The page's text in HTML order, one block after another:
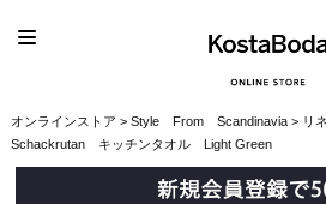
オンラインストア > Style From Scandinavia> リ
Schackrutan キッチンタオル Light Green